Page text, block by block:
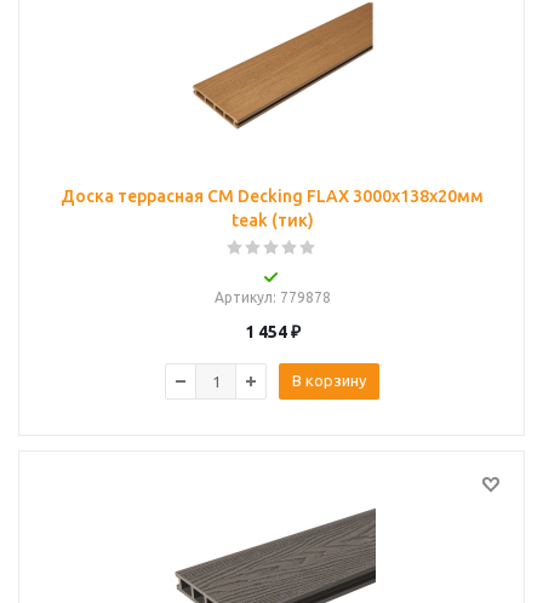
Доска террасная CM Decking FLAX 3000х138х20мм
teak (тик)
Артикул: 779878
1 454₽
В корзину